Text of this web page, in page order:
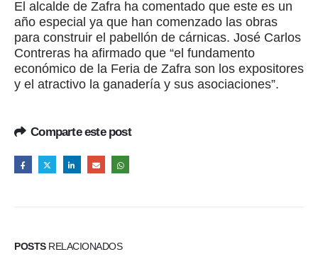
El alcalde de Zafra ha comentado que este es un
año especial ya que han comenzado las obras
para construir el pabellón de cárnicas. José Carlos
Contreras ha afirmado que “el fundamento
económico de la Feria de Zafra son los expositores
y el atractivo la ganadería y sus asociaciones”.
Comparte este post
POSTSRELACIONADOS